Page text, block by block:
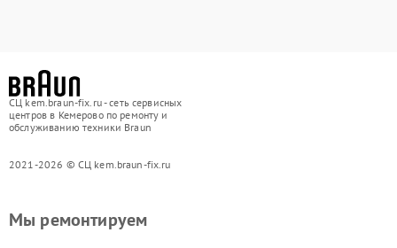
СЦ kem.braun-fix.ru - сеть сервисных
центров в Кемерово по ремонту и
обслуживанию техники Braun
2021-2026 © СЦ kem.braun-fix.ru
Мы ремонтируем